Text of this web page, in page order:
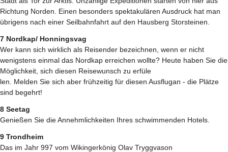
Richtung Norden. Einen besonders spektakulären Ausdruck hat man
übrigens nach einer Seilbahnfahrt auf den Hausberg Storsteinen.
7 Nordkap/ Honningsvag
Wer kann sich wirklich als Reisender bezeichnen, wenn er nicht
wenigstens einmal das Nordkap erreichen wollte? Heute haben Sie die
Möglichkeit, sich diesen Reisewunsch zu erfüle
len. Melden Sie sich aber frühzeitig für diesen Ausflugan - die Plätze
sind begehrt!
8 Seetag
Genießen Sie die Annehmlichkeiten Ihres schwimmenden Hotels.
9 Trondheim
Das im Jahr 997 vom Wikingerkönig Olav Tryggvason